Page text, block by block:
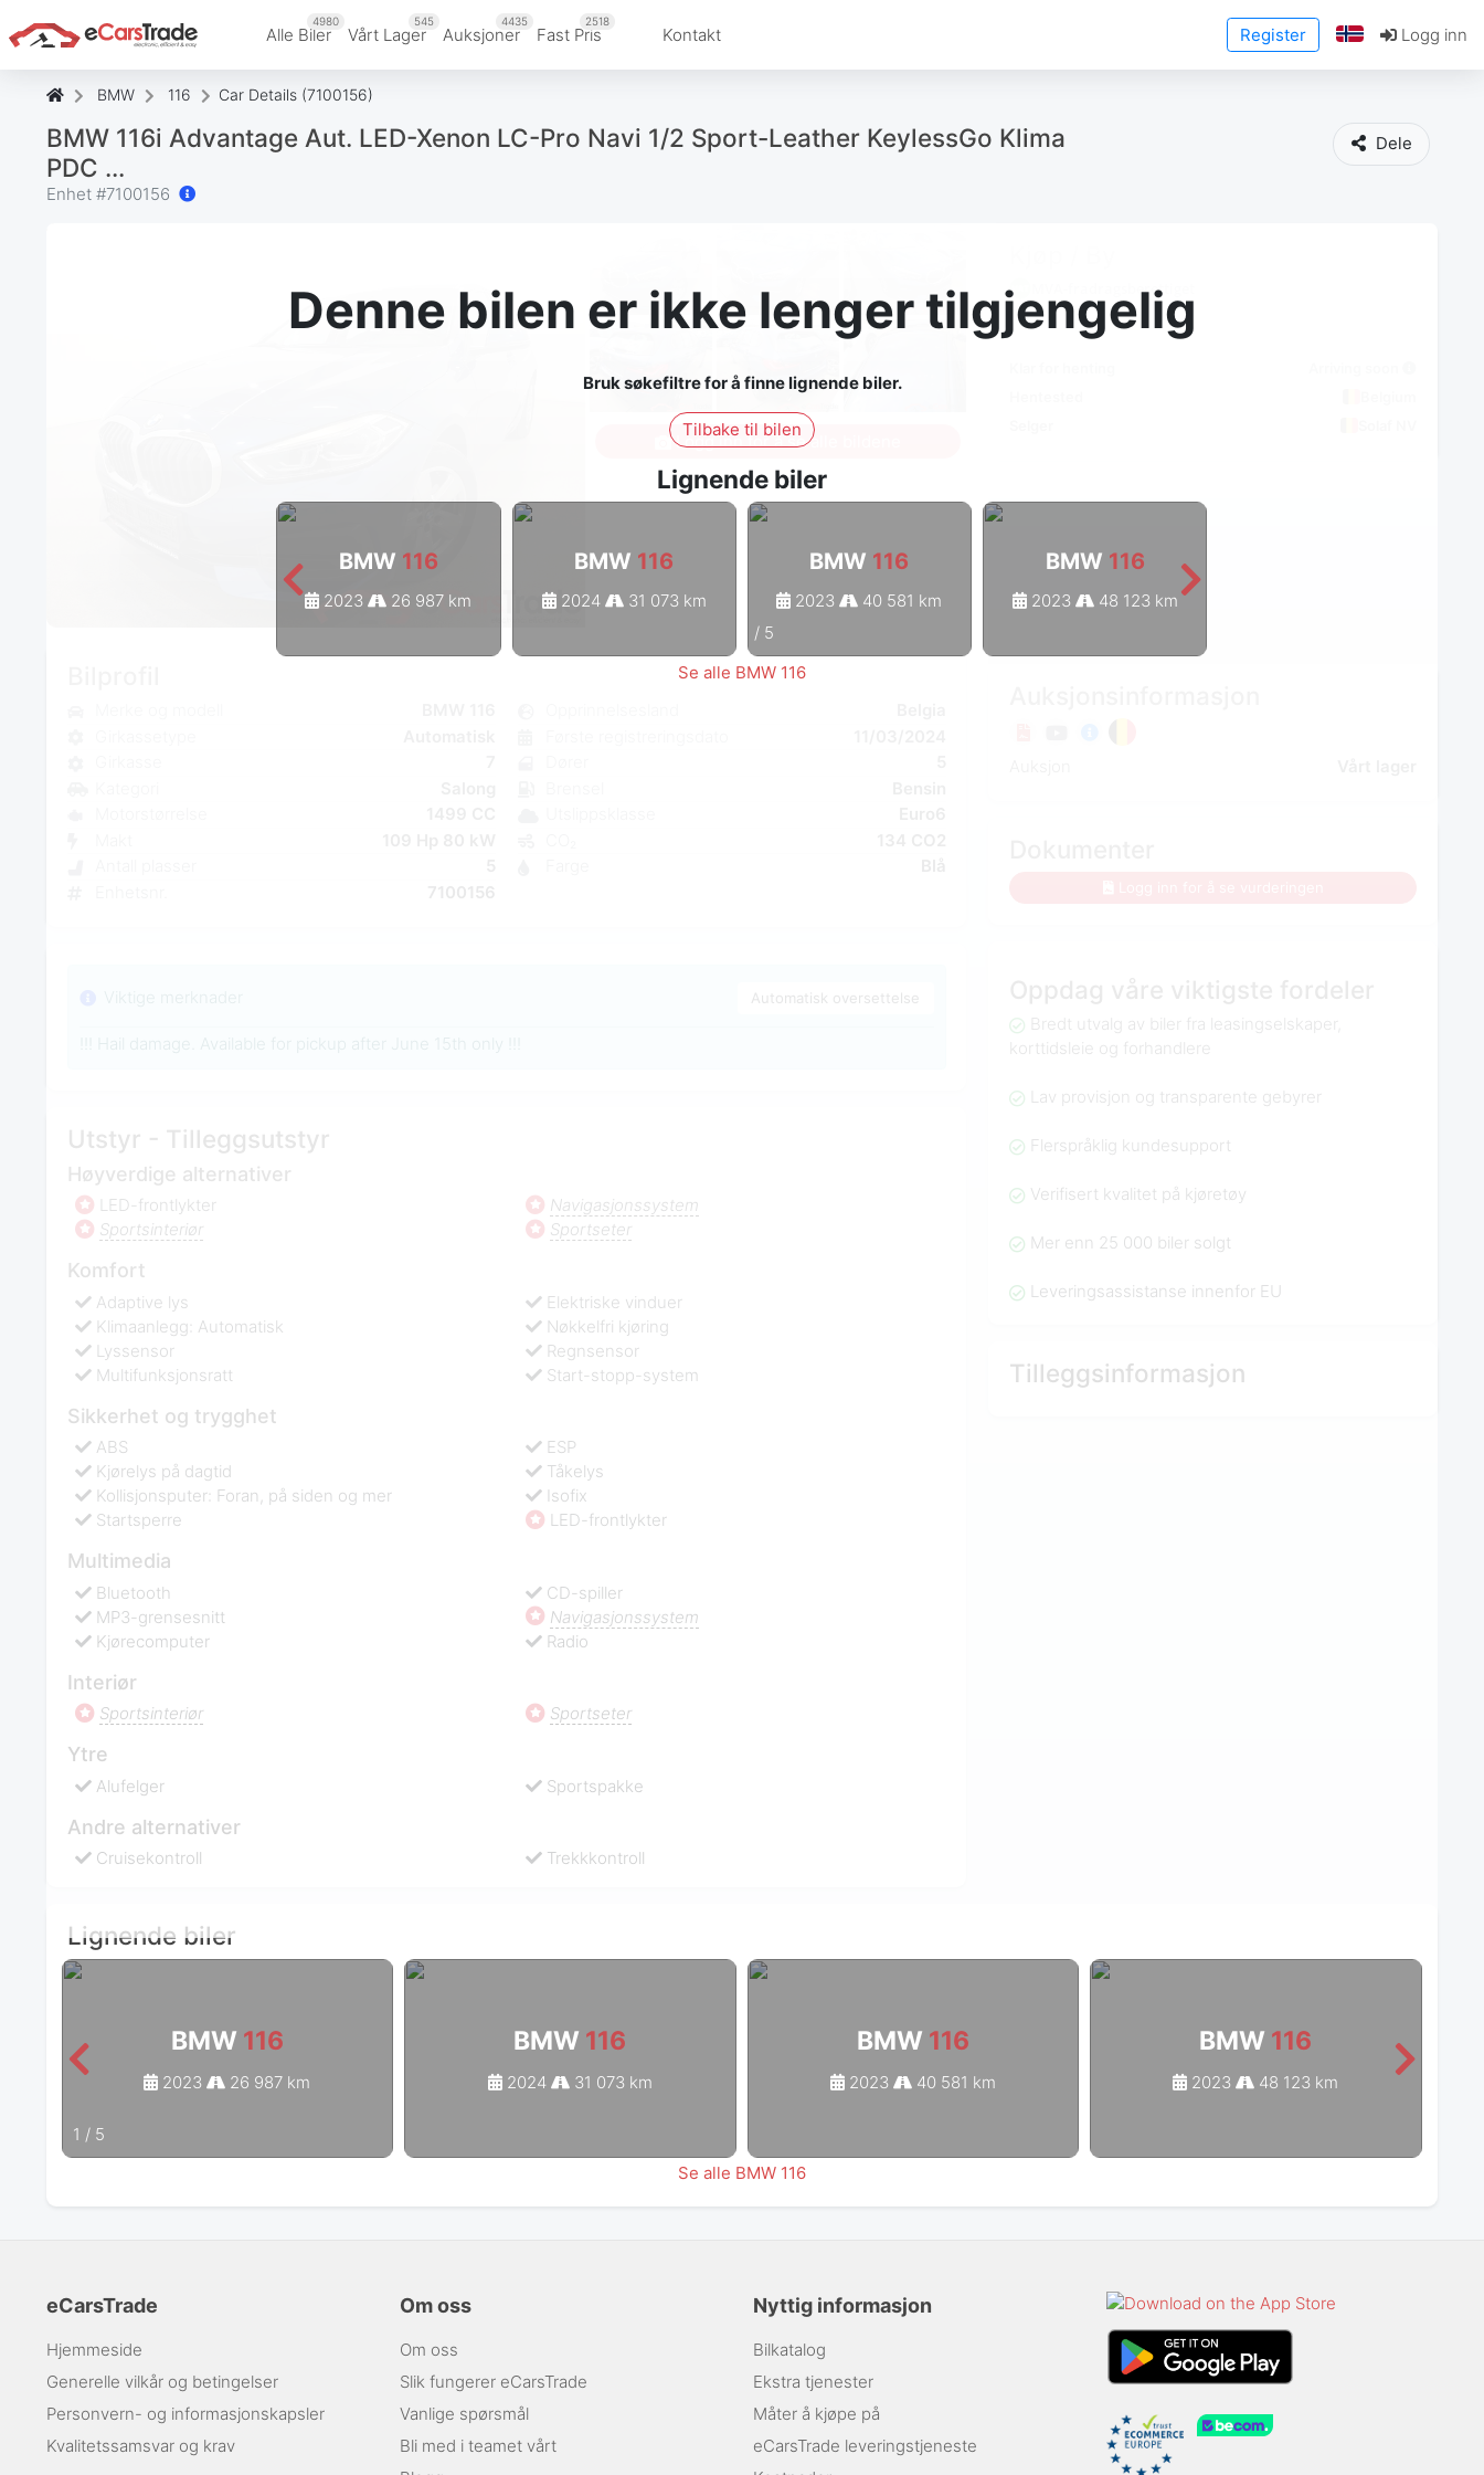
Alle Biler
4980
Vårt Lager
545
Auksjoner
4435
Fast Pris
2518
Kontakt Register Logg inn
BMW 116 Car Details (7100156)
BMW 116i Advantage Aut. LED-Xenon LC-Pro Navi 1/2 Sport-Leather KeylessGo Klima
PDC ...
Enhet #7100156
Dele
Denne bilen er ikke lenger tilgjengelig
Bruk søkefiltre for å finne lignende biler.
Tilbake til bilen
Lignende biler
BMW 116
2023 26 987 km
BMW 116
2024 31 073 km
BMW 116
2023 40 581 km
BMW 116
2023 48 123 km
/ 5
Se alle BMW 116
MVA-fradragsberettiget
Bredt utvalg av biler fra leasingselskaper,
korttidsleie og forhandlere
Lav provisjon og transparente gebyrer
Flerspråklig kundesupport
Verifisert kvalitet på kjøretøy
Mer enn 25 000 biler solgt
Leveringsassistanse innenfor EU
Tilleggsinformasjon
Logg inn for å se alle bildene
Automatisk oversettelse
Utstyr - Tilleggsutstyr
Høyverdige alternativer
LED-frontlykter
Navigasjonssystem
Sportsinteriør
Sportseter
Komfort
Adaptive lys
Klimaanlegg: Automatisk
Elektriske vinduer
Nøkkelfri kjøring
Lyssensor
Multifunksjonsratt
Regnsensor
Start-stopp-system
Sikkerhet og trygghet
ABS
Kjørelys på dagtid
ESP
Tåkelys
Kollisjonsputer: Foran, på siden og mer
Startsperre
Isofix
LED-frontlykter
Multimedia
Bluetooth
CD-spiller
MP3-grensesnitt
Navigasjonssystem
Kjørecomputer
Radio
Interiør
Sportsinteriør Sportseter
Ytre
Alufelger Sportspakke
Andre alternativer
Cruisekontroll Trekkkontroll
Lignende biler
BMW 116
2023 26 987 km
BMW 116
2024 31 073 km
BMW 116
2023 40 581 km
BMW 116
2023 48 123 km
1 / 5
Se alle BMW 116
eCarsTrade
Hjemmeside
Generelle vilkår og betingelser
Personvern- og informasjonskapsler
Kvalitetssamsvar og krav
Om oss
Om oss
Slik fungerer eCarsTrade
Vanlige spørsmål
Bli med i teamet vårt
Nyttig informasjon
Bilkatalog
Ekstra tjenester
Måter å kjøpe på
eCarsTrade leveringstjeneste